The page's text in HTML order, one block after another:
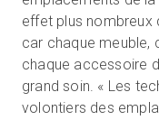
effet plus nombreux
car chaque meuble,
chaque accessoire
grand soin. « Les
volontiers des